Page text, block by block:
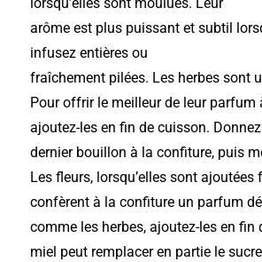
lorsqu’elles sont moulues. Leur
arôme est plus puissant et subtil
infusez entières ou
fraîchement pilées. Les herbes sont
Pour offrir le meilleur de leur parfum
ajoutez-les en fin de cuisson.
dernier bouillon à la confiture, puis
Les fleurs, lorsqu’elles sont ajoutées
confèrent à la confiture un parfum
comme les herbes, ajoutez-les en fin
miel peut remplacer en partie le